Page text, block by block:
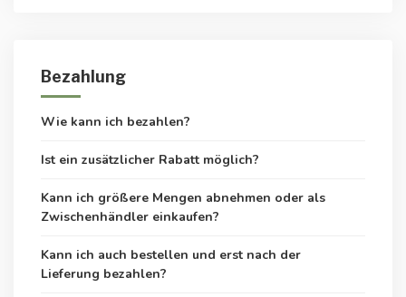
Bezahlung
Wie kann ich bezahlen?
Ist ein zusätzlicher Rabatt möglich?
Kann ich größere Mengen abnehmen oder als
Zwischenhändler einkaufen?
Kann ich auch bestellen und erst nach der
Lieferung bezahlen?